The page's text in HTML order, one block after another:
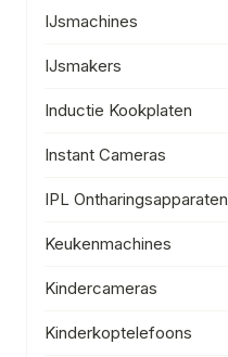
IJsmachines
IJsmakers
Inductie Kookplaten
Instant Cameras
IPL Ontharingsapparaten
Keukenmachines
Kindercameras
Kinderkoptelefoons